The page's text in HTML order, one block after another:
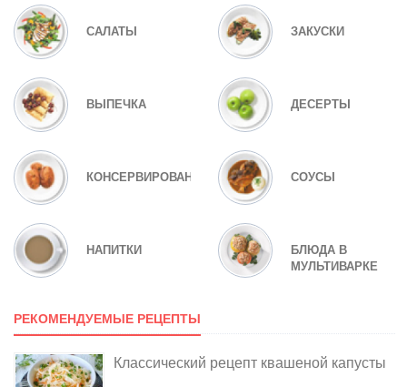
САЛАТЫ ЗАКУСКИ
ВЫПЕЧКА ДЕСЕРТЫ
КОНСЕРВИРОВАНИЕ СОУСЫ
НАПИТКИ
БЛЮДА В
МУЛЬТИВАРКЕ
РЕКОМЕНДУЕМЫЕ РЕЦЕПТЫ
Классический рецепт квашеной капусты